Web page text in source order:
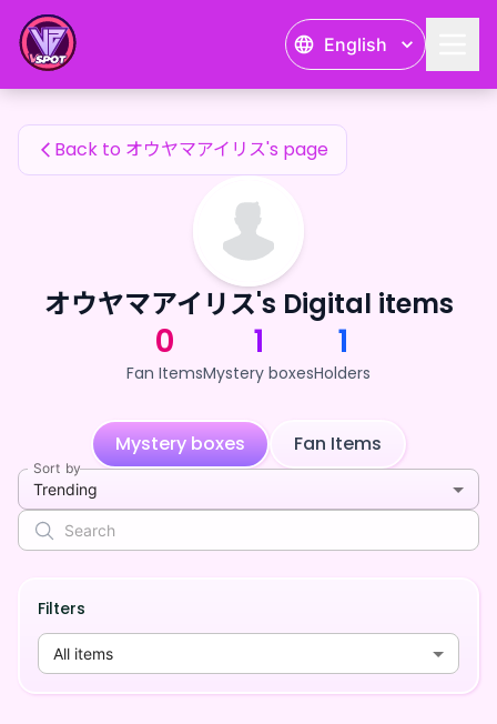
English
オウヤマアイリス's Fan Items
Back to オウヤマアイリス's page
オウヤマアイリス's Digital items
0
Fan Items
1
Mystery boxes
1
Holders
Mystery boxes Fan Items
Sort by
Trending
Filters
All items
オウヤマアイリス's Fan Items — 24karat